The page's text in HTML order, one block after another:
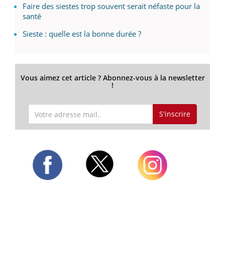
Faire des siestes trop souvent serait néfaste pour la
santé
Sieste : quelle est la bonne durée ?
Vous aimez cet article ? Abonnez-vous à la newsletter
!
S'inscrire